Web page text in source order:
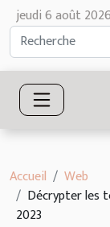
jeudi 6 août 2026
Accueil
Web
Décrypter les
2023